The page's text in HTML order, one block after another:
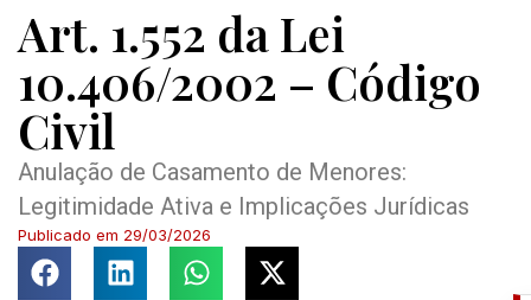
Art. 1.552 da Lei
10.406/2002 – Código
Civil
Anulação de Casamento de Menores:
Legitimidade Ativa e Implicações Jurídicas
Publicado em 29/03/2026